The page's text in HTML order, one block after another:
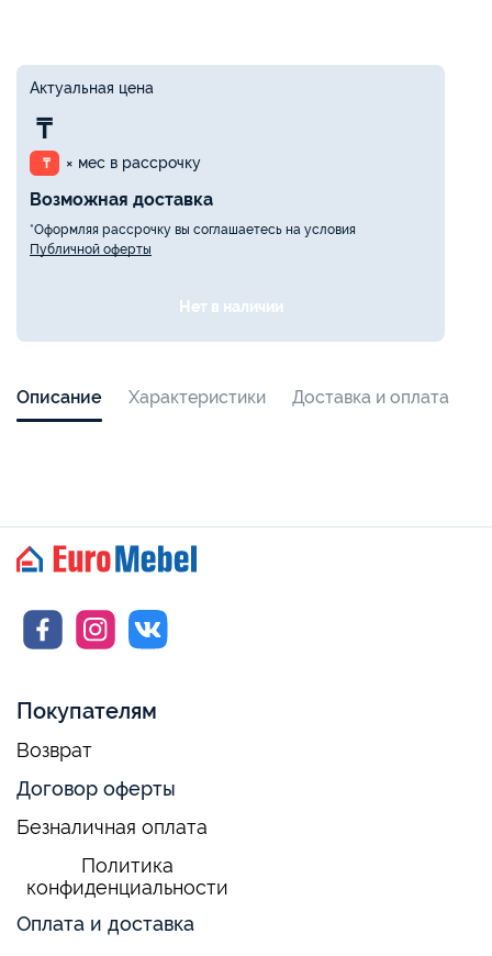
Актуальная цена
₸
₸ × мес в рассрочку
Возможная доставка
*Оформляя рассрочку вы соглашаетесь на условия
Публичной оферты
Нет в наличии
Описание Характеристики Доставка и оплата
Покупателям
Возврат
Договор оферты
Безналичная оплата
Политика
конфиденциальности
Оплата и доставка